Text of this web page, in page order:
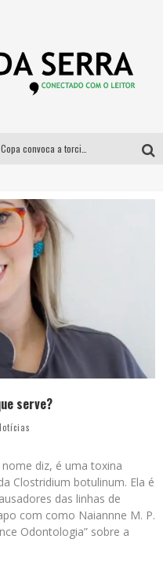
serve?
diz, é uma toxina
Clostridium botulinum. Ela é
das linhas de
com como Naiannne M. P.
Odontologia” sobre a